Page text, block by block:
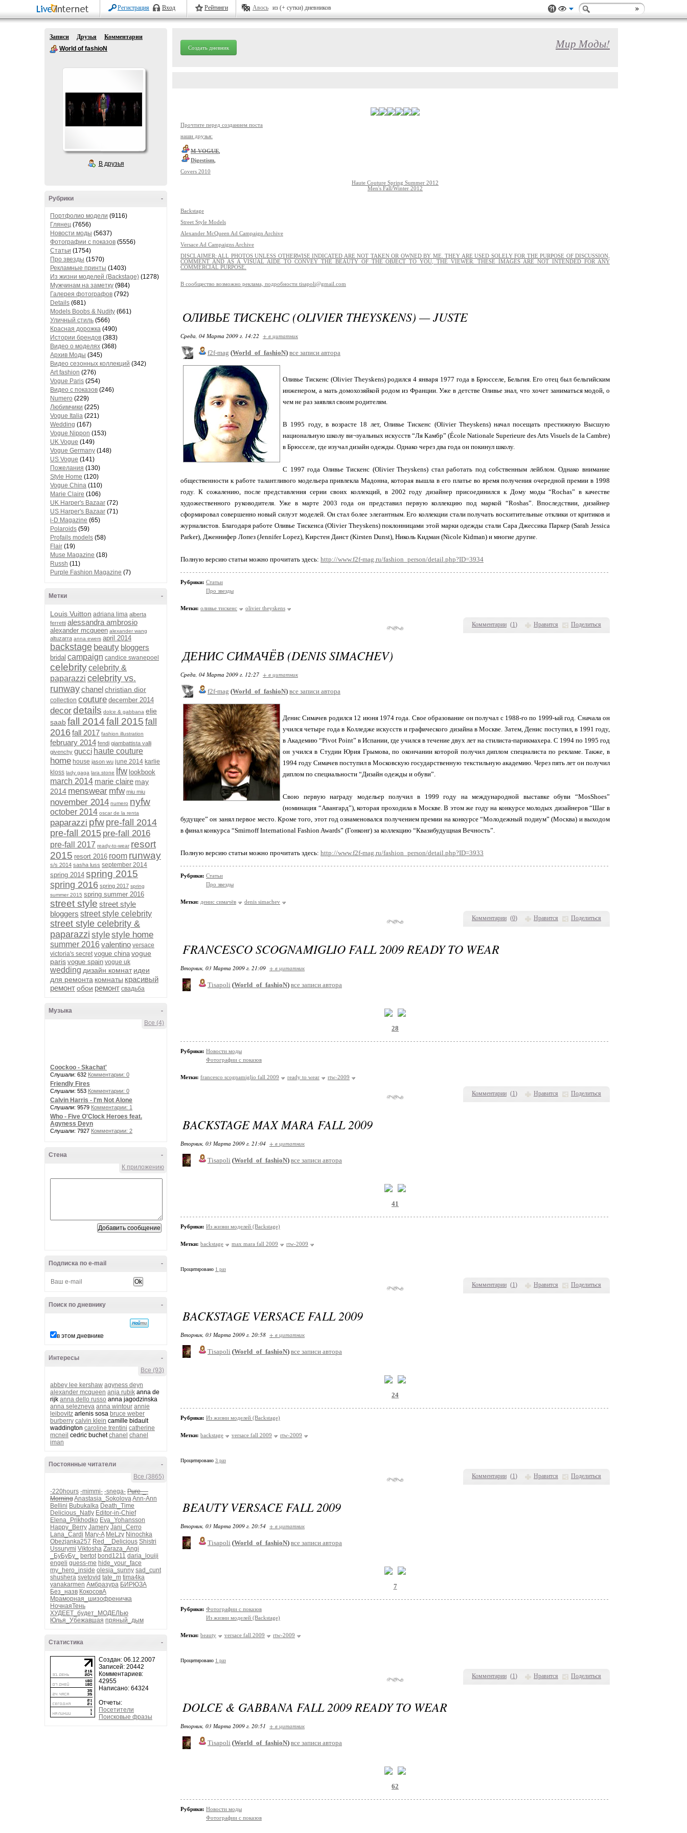
Регистрация Вход Рейтинги Авось из (+ сутки) дневников
Записи Друзья
Комментарии
World of fashioN
В друзья
-
Рубрики
Портфолио модели (9116)
Глянец (7656)
Новости моды (5637)
Фотографии с показов (5556)
Статьи (1754)
Про звезды (1570)
Рекламные принты (1403)
Из жизни моделей (Backstage) (1278)
Мужчинам на заметку (984)
Галерея фотографов (792)
Details (681)
Models Boobs & Nudity (661)
Уличный стиль (566)
Красная дорожка (490)
Истории брендов (383)
Видео о моделях (368)
Архив Моды (345)
Видео сезонных коллекций (342)
Art fashion (276)
Vogue Paris (254)
Видео с показов (246)
Numero (229)
Любимчики (225)
Vogue Italia (221)
Wedding (167)
Vogue Nippon (153)
UK Vogue (149)
Vogue Germany (148)
US Vogue (141)
Пожелания (130)
Style Home (120)
Vogue China (110)
Marie Claire (106)
UK Harper's Bazaar (72)
US Harper's Bazaar (71)
i-D Magazine (65)
Polaroids (59)
Profails models (58)
Flair (19)
Muse Magazine (18)
Russh (11)
Purple Fashion Magazine (7)
-
Метки
Louis Vuitton adriana lima alberta
ferretti alessandra ambrosio
alexander mcqueen alexander wang
altuzarra anna ewers april 2014
backstage beauty bloggers
bridal campaign candice swanepoel
celebritycelebrity &
paparazzi celebrity vs.
runwaychanelchristian dior
collection couture december 2014
decordetails dolce & gabbana elie
saabfall 2014fall 2015 fall
2016fall 2017 fashion illustration
february 2014 fendi giambattista valli
givenchy gucci haute couture
home house jason wu june 2014 karlie
kloss lady gaga lara stone lfw lookbook
march 2014 marie claire may
2014 menswear mfw miu miu
november 2014 numero nyfw
october 2014 oscar de la renta
paparazzi pfw pre-fall 2014
pre-fall 2015 pre-fall 2016
pre-fall 2017 ready-to-wear resort
2015 resort 2016 room runway
s/s 2014 sasha luss september 2014
spring 2014 spring 2015
spring 2016 spring 2017 spring
summer 2015 spring summer 2016
street style street style
bloggers street style celebrity
street style celebrity &
paparazzi stylestyle home
summer 2016 valentino versace
victoria's secret vogue china vogue
paris vogue spain vogue uk
wedding дизайн комнат идеи
для ремонта комнаты красивый
ремонтобои ремонт свадьба
-
Музыка
Все (4)
Coockoo - Skachat'
Слушали: 632 Комментарии: 0
Friendly Fires
Слушали: 553 Комментарии: 0
Calvin Harris - I'm Not Alone
Слушали: 9579 Комментарии: 1
Who - Five O'Clock Heroes feat.
Agyness Deyn
Слушали: 7927 Комментарии: 2
-
Стена
К приложению
-
Подписка по e-mail
-
Поиск по дневнику
в этом дневнике
-
Интересы
Все (93)
abbey lee kershaw agyness deyn
alexander mcqueen anja rubik anna de
rijk anna dello russo anna jagodzinska
anna selezneva anna wintour annie
leibovitz arlenis sosa bruce weber
burberry calvin klein camille bidault
waddington caroline trentini catherine
mcneil cedric buchetchanel chanel
iman
-
Постоянные читатели
Все (3865)
-220hours -mimmi- -snega- Pure-_-
MorningAnastasia_SokolovaAnn-Ann
Bellini Bubukalka Death_Time
Delicious_Natly Editor-in-Chief
Elena_Prikhodko Eva_Yohansson
Happy_Berry Jamery Jani_Cerro
Lana_Cardi Mary-A MeLzy Ninochka
Obezjanka257 Red__Delicious Shistri
Ussurymi Viktosha Zaraza_Angi
_БуБуБу_
bertot bond1211 daria_louiji
engeli guess-me hide_your_face
my_hero_inside olesja_sunny sad_cunt
shushera svetovid tate_m tima4ka
yanakarmen Амбразура БИРЮЗА
Без_назв КокосовА
Мраморная_шизофреничка
НочнаяТень
ХУДЕЕТ_будет_МОДЕЛЬю
Юлья_Убежавшая пряный_дым
-
Статистика
Создан: 06.12.2007
Записей: 20442
Комментариев:
42955
Написано: 64324
Отчеты:
Посетители
Поисковые фразы
Создать дневник Мир Моды!
Прочтите перед созданием поста
наши друзья:
M-VOGUE
Digestism
Covers 2010
Haute Couture Spring Summer 2012
Men's Fall/Winter 2012
Backstage
Street Style Models
Alexander McQueen Ad Campaign Archive
Versace Ad Campaigns Archive
DISCLAIMER: ALL PHOTOS UNLESS OTHERWISE INDICATED ARE NOT TAKEN OR OWNED BY ME. THEY ARE USED SOLELY FOR THE PURPOSE OF DISCUSSION,
COMMENT AND AS A VISUAL AIDE TO CONVEY THE BEAUTY OF THE OBJECT TO YOU, THE VIEWER. THESE IMAGES ARE NOT INTENDED FOR ANY
COMMERCIAL PURPOSE.
В сообщество возможно реклама, подробности tisapoli@gmail.com
Комментарии (1) Нравится Поделиться
ОЛИВЬЕ ТИСКЕНС (OLIVIER THEYSKENS) — JUSTE
Среда, 04 Марта 2009 г. 14:22 + в цитатник
f2f-mag (World_of_fashioN) все записи автора
Оливье Тискенс (Olivier Theyskens) родился 4 января 1977 года в Брюсселе, Бельгия. Его отец был бельгийским
инженером, а мать домохозяйкой родом из Франции. Уже в детстве Оливье знал, что хочет заниматься модой, о
чем не раз заявлял своим родителям.
В 1995 году, в возрасте 18 лет, Оливье Тискенс (Olivier Theyskens) начал посещать престижную Высшую
национальную школу ви¬зуальных искусств “Ля Камбр” (École Nationale Superieure des Arts Visuels de la Cambre)
в Брюсселе, где изучал дизайн одежды. Однако через два года он покинул школу.
С 1997 года Оливье Тискенс (Olivier Theyskens) стал работать под собственным лейблом. Однако внимание
общественности к работе талантливого модельера привлекла Мадонна, которая вышла в его платье во время получения очередной премии в 1998
году. К сожалению, после представления серии своих коллекций, в 2002 году дизайнер присоединился к Дому моды “Rochas” в качестве
художественного руководителя. Уже в марте 2003 года он представил первую коллекцию под маркой “Roshas”. Впоследствии, дизайнер
сформировал совершенно новый силуэт моделей. Он стал более элегантным. Его коллекции стали получать восхитительные отклики от критиков и
журналистов. Благодаря работе Оливье Тискенса (Olivier Theyskens) поклонницами этой марки одежды стали Сара Джессика Паркер (Sarah Jessica
Parker), Дженнифер Лопез (Jennifer Lopez), Кирстен Данст (Kirsten Dunst), Николь Кидман (Nicole Kidman) и многие другие.
Полную версию статьи можно прочитать здесь: http://www.f2f-mag.ru/fashion_person/detail.php?ID=3934
Рубрики: Статьи
Про звезды
Метки: оливье тискенс olivier theyskens
Комментарии (0) Нравится Поделиться
ДЕНИС СИМАЧЁВ (DENIS SIMACHEV)
Среда, 04 Марта 2009 г. 12:27 + в цитатник
f2f-mag (World_of_fashioN) все записи автора
Денис Симачев родился 12 июня 1974 года. Свое образование он получал с 1988-го по 1999-ый год. Сначала он
учился четыре года в Колледже искусств и графического дизайна в Москве. Затем, Денис поступил, в 1991 году,
в Академию “Pivot Point” в Испании, где учился в течение двух лет на стилиста-парикмахера. С 1994 по 1995 год
он учился в Студии Юрия Грымова, по окончании которой получил диплом специалиста по рекламе. Также, в
1994 году Симачев поступил в Московскую государственную текстильную академию. Через пять лет он получил
диплом по специальности “Дизайн одежды и обуви”.
Свою первую награду модельер получил в 1999 году на международной выставке обуви “MosShoes”
(номинация “Авангард”), которая проходила в Москве. В этом же году на конкурсе молодых дизайнеров “Шаг в
будущее” он занял первое место. Кроме того, этот год ознаменовался получением премии на конкурсе “Молодежный подиум” (Москва) и выходом
в финал конкурса “Smirnoff International Fashion Awards” (Гонконг) за коллекцию “Квазибудущная Вечность”.
Полную версию статьи можно прочитать здесь: http://www.f2f-mag.ru/fashion_person/detail.php?ID=3933
Рубрики: Статьи
Про звезды
Метки: денис симачёв denis simachev
Комментарии (1) Нравится Поделиться
FRANCESCO SCOGNAMIGLIO FALL 2009 READY TO WEAR
Вторник, 03 Марта 2009 г. 21:09 + в цитатник
Tisapoli (World_of_fashioN) все записи автора
28
Рубрики: Новости моды
Фотографии с показов
Метки: francesco scognamiglio fall 2009 ready to wear rtw-2009
Комментарии (1) Нравится Поделиться
BACKSTAGE MAX MARA FALL 2009
Вторник, 03 Марта 2009 г. 21:04 + в цитатник
Tisapoli (World_of_fashioN) все записи автора
41
Рубрики: Из жизни моделей (Backstage)
Метки: backstage max mara fall 2009 rtw-2009
Процитировано 1 раз
Комментарии (1) Нравится Поделиться
BACKSTAGE VERSACE FALL 2009
Вторник, 03 Марта 2009 г. 20:58 + в цитатник
Tisapoli (World_of_fashioN) все записи автора
24
Рубрики: Из жизни моделей (Backstage)
Метки: backstage versace fall 2009 rtw-2009
Процитировано 3 раз
Комментарии (1) Нравится Поделиться
BEAUTY VERSACE FALL 2009
Вторник, 03 Марта 2009 г. 20:54 + в цитатник
Tisapoli (World_of_fashioN) все записи автора
7
Рубрики: Фотографии с показов
Из жизни моделей (Backstage)
Метки: beauty versace fall 2009 rtw-2009
Процитировано 1 раз
DOLCE & GABBANA FALL 2009 READY TO WEAR
Вторник, 03 Марта 2009 г. 20:51 + в цитатник
Tisapoli (World_of_fashioN) все записи автора
62
Рубрики: Новости моды
Фотографии с показов